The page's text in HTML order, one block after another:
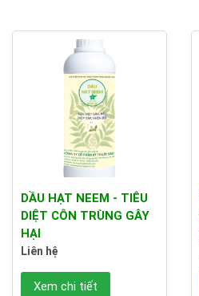
DẦU HẠT NEEM - TIÊU
DIỆT CÔN TRÙNG GÂY
HẠI
Liên hệ
Xem chi tiết